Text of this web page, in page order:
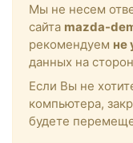
Мы не несем
сайта mazda-
рекомендуем не
данных на
Если Вы не
компьютера,
будете